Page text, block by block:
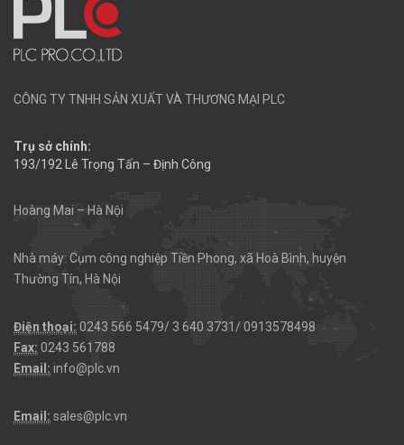
CÔNG TY TNHH SẢN XUẤT VÀ THƯƠNG MẠI PLC
Trụ sở chính:
193/192 Lê Trọng Tấn – Định Công
Hoàng Mai – Hà Nội
Nhà máy: Cụm công nghiệp Tiền Phong, xã Hoà Bình, huyện
Thường Tín, Hà Nội
Điện thoại: 0243 566 5479/ 3 640 3731/ 0913578498
Fax: 0243 561788
Email: info@plc.vn
Email: sales@plc.vn